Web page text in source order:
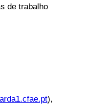
de trabalho
),